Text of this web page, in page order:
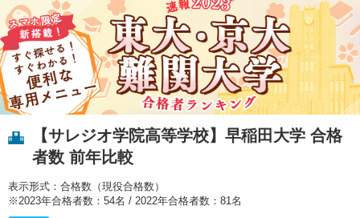
コ
ム
【サレジオ学院高等学校】早稲田大学 合格
者数 前年比較
表示形式：合格数（現役合格数）
※2023年合格者数：54名 / 2022年合格者数：81名